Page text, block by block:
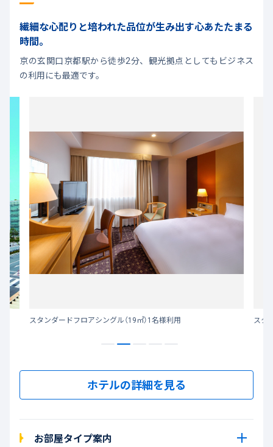
繊細な心配りと培われた品位が生み出す心あたたまる
時間。
京の玄関口京都駅から徒歩2分、観光拠点としてもビジネス
の利用にも最適です。
スタンダードフロアシングル（19㎡）1名様利用 スタ
ホテルの詳細を見る
お部屋タイプ案内